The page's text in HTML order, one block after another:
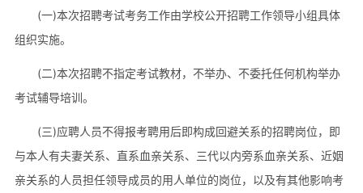
(一)本次招聘考试考务工作由学校公开招聘工作领导小组具体
组织实施。
(二)本次招聘不指定考试教材，不举办、不委托任何机构举办
考试辅导培训。
(三)应聘人员不得报考聘用后即构成回避关系的招聘岗位，即
与本人有夫妻关系、直系血亲关系、三代以内旁系血亲关系、近姻
亲关系的人员担任领导成员的用人单位的岗位，以及有其他影响考